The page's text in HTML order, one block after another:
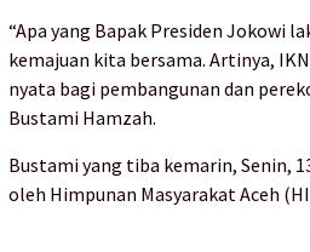
“Apa yang Bapak Presiden Jokowi
kemajuan kita bersama. Artinya,
nyata bagi pembangunan dan
Bustami Hamzah.
Bustami yang tiba kemarin, Senin,
oleh Himpunan Masyarakat Aceh